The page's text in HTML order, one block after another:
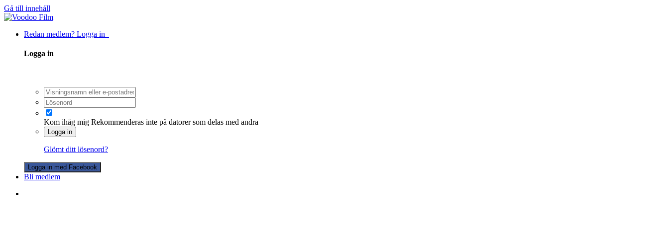
Gå till innehåll
Redan medlem? Logga in
Logga in
Kom ihåg mig Rekommenderas inte på datorer som delas med andra
Logga in
Glömt ditt lösenord?
Logga in med Facebook
Bli medlem